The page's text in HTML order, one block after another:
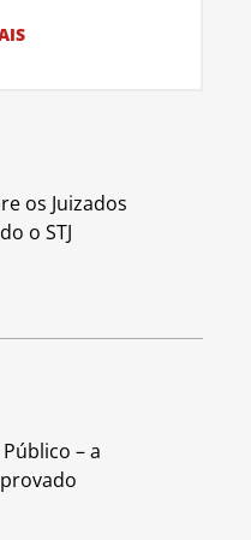
os Juizados
o STJ
– a